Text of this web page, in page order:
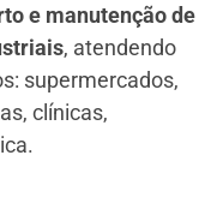
e manutenção de
, atendendo
supermercados,
clínicas,